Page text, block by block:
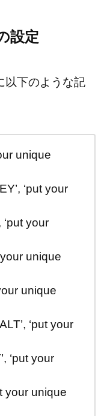
設定
以下のような記
unique
‘put your
‘put your
your unique
unique
‘put your
‘put your
your unique